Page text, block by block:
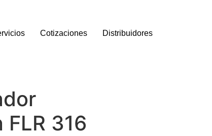
Cotizaciones Distribuidores
316